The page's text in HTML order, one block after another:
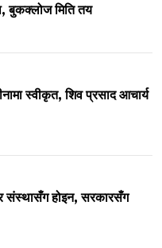
बुकक्लोज मिति तय
स्वीकृत, शिव प्रसाद आचार्य
संस्थासँग होइन, सरकारसँग